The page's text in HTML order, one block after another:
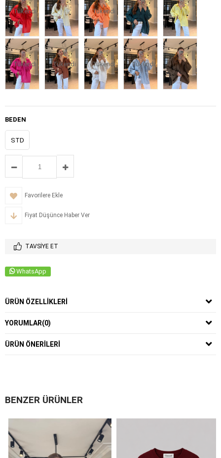
Tükendi Tükendi
Tükendi Tükendi Tükendi Tükendi
BEDEN
STD
Favorilere Ekle
Fiyat Düşünce Haber Ver
TAVSIYE ET
WhatsApp
ÜRÜN ÖZELLIKLERI
YORUMLAR(0)
ÜRÜN ÖNERILERI
BENZER ÜRÜNLER